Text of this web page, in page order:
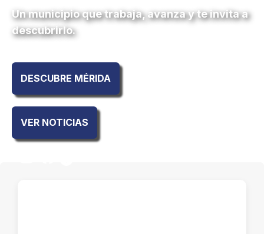
Un municipio que trabaja, avanza y te invita a
descubrirlo.
DESCUBRE MÉRIDA
VER NOTICIAS